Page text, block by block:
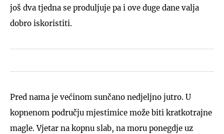
još dva tjedna se produljuje pa i ove duge dane valja
dobro iskoristiti.
Pred nama je većinom sunčano nedjeljno jutro. U
kopnenom području mjestimice može biti kratkotrajne
magle. Vjetar na kopnu slab, na moru ponegdje uz